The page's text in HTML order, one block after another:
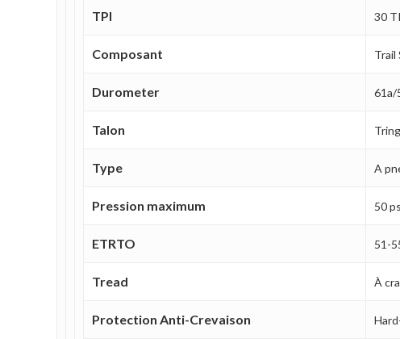
TPI 30
Composant Trail
Durometer 61a/
Talon
Type A
Pression maximum 50
ETRTO 51-
Tread À
Protection Anti-Crevaison